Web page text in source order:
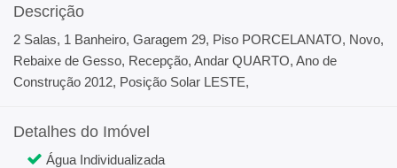
Descrição
2 Salas, 1 Banheiro, Garagem 29, Piso PORCELANATO, Novo,
Rebaixe de Gesso, Recepção, Andar QUARTO, Ano de
Construção 2012, Posição Solar LESTE,
Detalhes do Imóvel
Água Individualizada